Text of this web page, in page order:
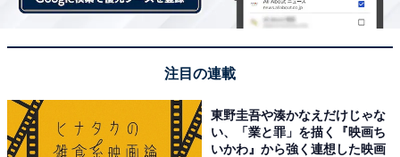
注目の連載
東野圭吾や湊かなえだけじゃな
い、「業と罪」を描く『映画ち
いかわ』から強く連想した映画